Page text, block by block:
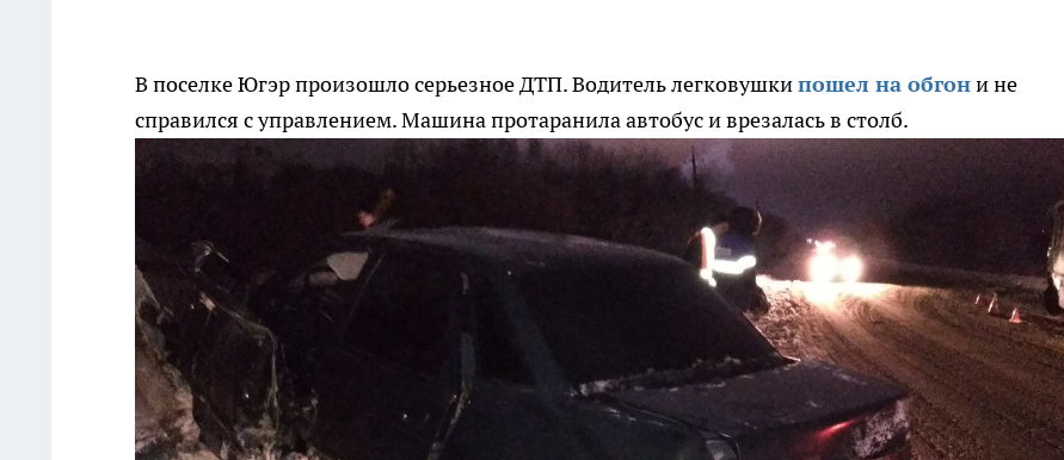
В поселке Югэр произошло серьезное ДТП. Водитель легковушкипошел на обгони не
справился с управлением. Машина протаранила автобус и врезалась в столб.